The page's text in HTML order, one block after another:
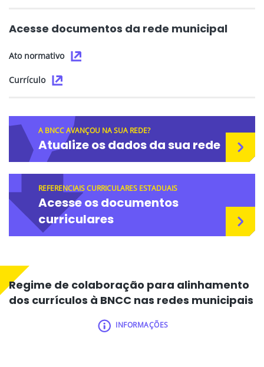
Acesse documentos da rede municipal
Ato normativo
Currículo
A BNCC AVANÇOU NA SUA REDE?
Atualize os dados da sua rede
REFERENCIAIS CURRICULARES ESTADUAIS
Acesse os documentos
curriculares
Regime de colaboração para alinhamento
dos currículos à BNCC nas redes municipais
INFORMAÇÕES